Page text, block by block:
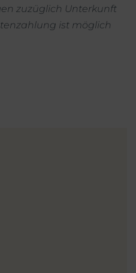
zuzüglich Unterkunft
ist möglich